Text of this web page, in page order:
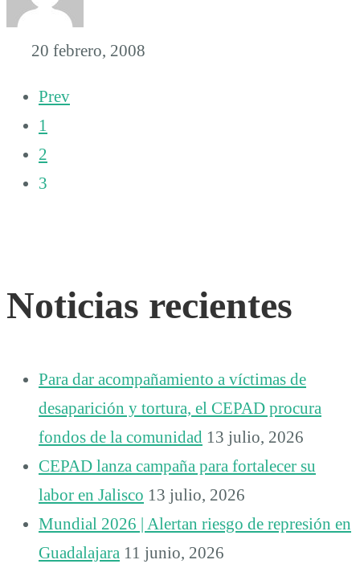
20 febrero, 2008
Prev
1
2
3
Noticias recientes
Para dar acompañamiento a víctimas de
desaparición y tortura, el CEPAD procura
fondos de la comunidad 13 julio, 2026
CEPAD lanza campaña para fortalecer su
labor en Jalisco 13 julio, 2026
Mundial 2026 | Alertan riesgo de represión en
Guadalajara 11 junio, 2026